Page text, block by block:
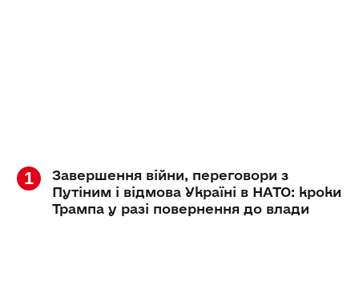
Завершення війни, переговори з
Путіним і відмова Україні в НАТО: кроки
Трампа у разі повернення до влади